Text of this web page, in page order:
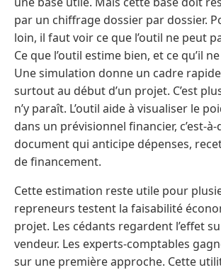
par un chiffrage dossier par dossier.
loin, il faut voir ce que l’outil ne peut
Ce que l’outil estime bien, et ce qu’il
Une simulation donne un cadre
surtout au début d’un projet. C’est
n’y paraît. L’outil aide à visualiser le
dans un prévisionnel financier, c’est-
document qui anticipe dépenses,
de financement.
Cette estimation reste utile pour
repreneurs testent la faisabilité
projet. Les cédants regardent l’effet
vendeur. Les experts-comptables
sur une première approche. Cette